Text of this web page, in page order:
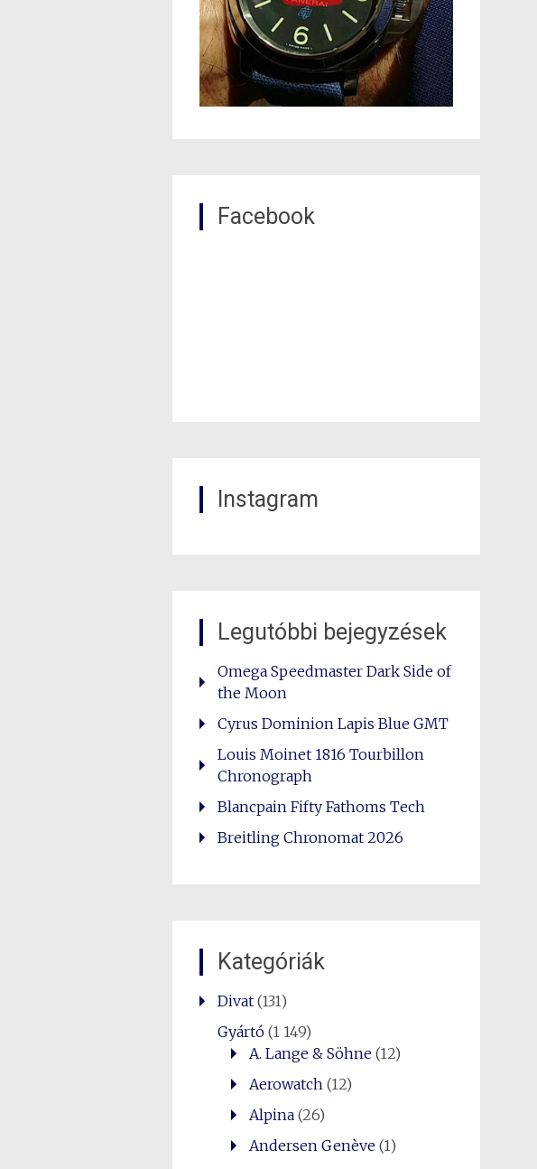
Facebook
Instagram
Legutóbbi bejegyzések
Omega Speedmaster Dark Side of
the Moon
Cyrus Dominion Lapis Blue GMT
Louis Moinet 1816 Tourbillon
Chronograph
Blancpain Fifty Fathoms Tech
Breitling Chronomat 2026
Kategóriák
Divat(131)
Gyártó(1 149)
A. Lange & Söhne(12)
Aerowatch (12)
Alpina(26)
Andersen Genève(1)